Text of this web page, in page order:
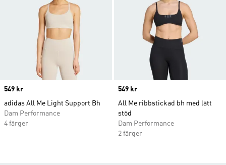
Price
549 kr
adidas All Me Light Support Bh
Dam Performance
4 färger
Price
549 kr
All Me ribbstickad bh med lätt
stöd
Dam Performance
2 färger